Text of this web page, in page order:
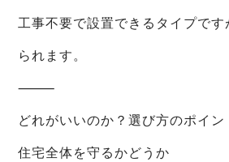
工事不要で設置できるタイプで
られます。
⸻
どれがいいのか？選び方のポイン
住宅全体を守るかどうか